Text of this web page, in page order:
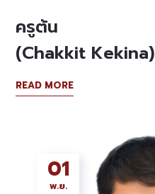
ครูต้น
(Chakkit Kekina)
READ MORE
01
พ.ย.